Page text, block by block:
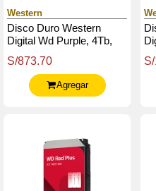
Western
Disco Duro Western
Digital Wd Purple, 4Tb,
Cache, 5400 Rpm, 3.5".
S/873.70
Agregar